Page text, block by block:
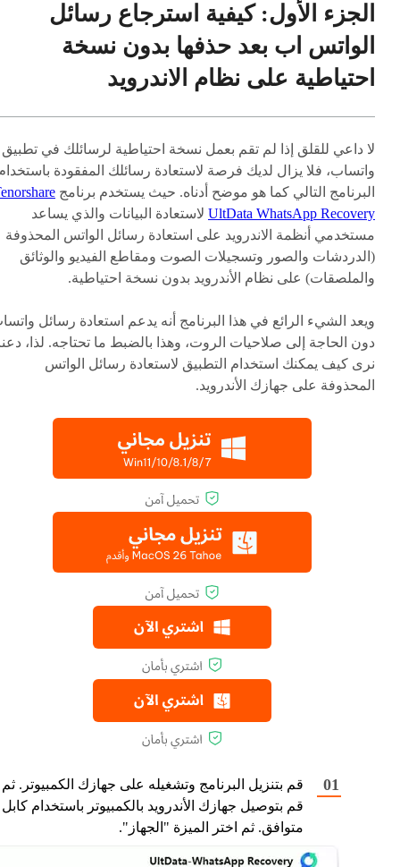
الجزء الأول: كيفية استرجاع رسائل
الواتس اب بعد حذفها بدون نسخة
احتياطية على نظام الاندرويد
لا داعي للقلق إذا لم تقم بعمل نسخة احتياطية لرسائلك في تطبيق
واتساب، فلا يزال لديك فرصة لاستعادة رسائلك المفقودة
البرنامج التالي كما هو موضح أدناه. حيث يستخدم برنامج
UltData WhatsApp Recovery لاستعادة البيانات والذي يساعد
مستخدمي أنظمة الاندرويد على استعادة رسائل الواتس المحذوفة
(الدردشات والصور وتسجيلات الصوت ومقاطع الفيديو والوثائق
والملصقات) على نظام الأندرويد بدون نسخة احتياطية.
ويعد الشيء الرائع في هذا البرنامج أنه يدعم استعادة رسائل
دون الحاجة إلى صلاحيات الروت، وهذا بالضبط ما تحتاجه. لذا،
نرى كيف يمكنك استخدام التطبيق لاستعادة رسائل الواتس
المحذوفة على جهازك الأندرويد.
قم بتنزيل البرنامج وتشغيله على جهازك الكمبيوتر. ثم
قم بتوصيل جهازك الأندرويد بالكمبيوتر باستخدام كابل
متوافق. ثم اختر الميزة "الجهاز".